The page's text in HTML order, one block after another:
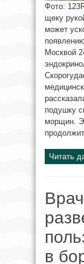
Фото:
щеку
может
Москвой
подушку
морщин.
Читать
в